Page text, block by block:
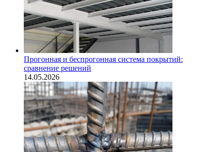
Прогонная и беспрогонная система покрытий:
сравнение решений
14.05.2026